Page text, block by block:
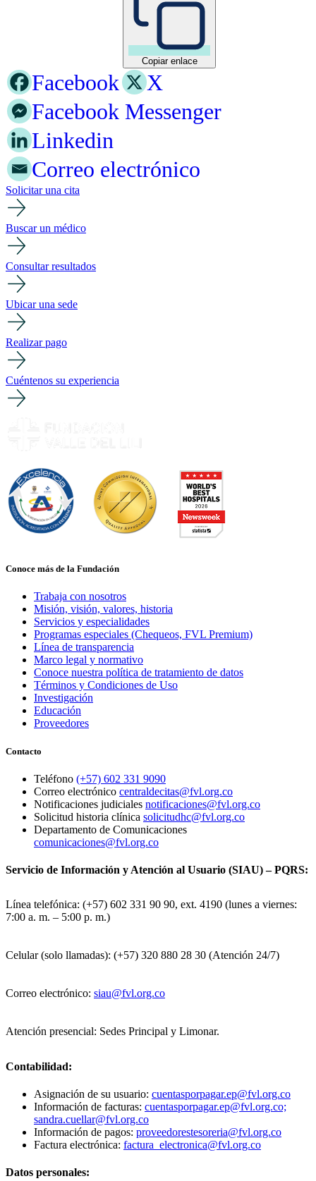
Copiar enlace
Facebook
X
Facebook Messenger
Linkedin
Correo electrónico
Solicitar una cita
Buscar un médico
Consultar resultados
Ubicar una sede
Realizar pago
Cuéntenos su experiencia
Conoce más de la Fundación
Trabaja con nosotros
Misión, visión, valores, historia
Servicios y especialidades
Programas especiales (Chequeos, FVL Premium)
Línea de transparencia
Marco legal y normativo
Conoce nuestra política de tratamiento de datos
Términos y Condiciones de Uso
Investigación
Educación
Proveedores
Contacto
Teléfono (+57) 602 331 9090
Correo electrónico centraldecitas@fvl.org.co
Notificaciones judiciales notificaciones@fvl.org.co
Solicitud historia clínica solicitudhc@fvl.org.co
Departamento de Comunicaciones
comunicaciones@fvl.org.co
Servicio de Información y Atención al Usuario (SIAU) – PQRS:
Línea telefónica: (+57) 602 331 90 90, ext. 4190 (lunes a viernes:
7:00 a. m. – 5:00 p. m.)
Celular (solo llamadas): (+57) 320 880 28 30 (Atención 24/7)
Correo electrónico: siau@fvl.org.co
Atención presencial: Sedes Principal y Limonar.
Contabilidad:
Asignación de su usuario: cuentasporpagar.ep@fvl.org.co
Información de facturas: cuentasporpagar.ep@fvl.org.co;
sandra.cuellar@fvl.org.co
Información de pagos: proveedorestesoreria@fvl.org.co
Factura electrónica: factura_electronica@fvl.org.co
Datos personales: